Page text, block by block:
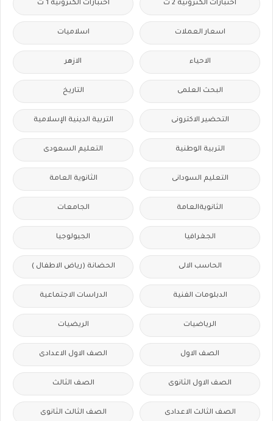
اختبارات الكترونية 2 ث اختبارات الكترونيه 1 ث
اسعار العملات اسلاميات
الاحياء الازهر
البحث العلمى التاريخ
التحضير الاكترونى التربية الدينية الإسلامية
التربية الوطنية التعليم السعودى
التعليم السودانى الثانوية العامة
الثانويةالعامة الجامعات
الجغرافيا الجيولوجيا
الحاسب الالى الحضانة (رياض الاطفال )
الدبلومات الفنية الدراسات الاجتماعية
الرياضيات الريضيات
الصف الاول الصف الاول الاعدادى
الصف الاول الثانوى الصف الثالث
الصف الثالث الاعدادى الصف الثالث الثانوى